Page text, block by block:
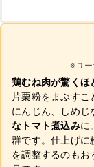
※ユー
鶏むね肉が驚くほ
片栗粉をまぶす
にんじん、しめじ
なトマト煮込みに
群です。仕上げに
を調整するのもお